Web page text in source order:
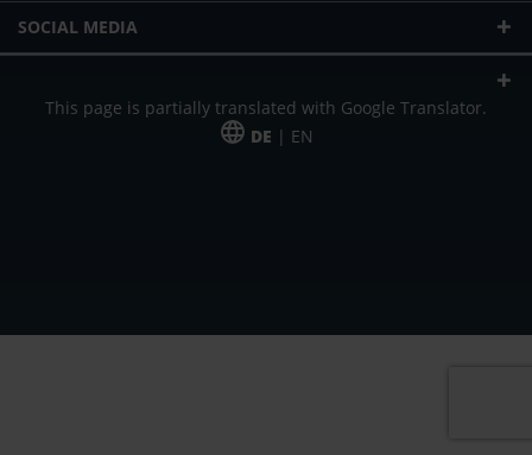
SOCIAL MEDIA
This page is partially translated with Google Translator.
DE | EN